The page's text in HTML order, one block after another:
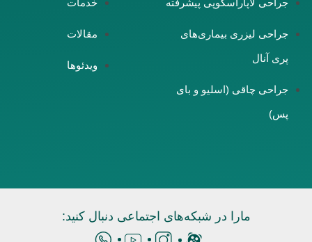
جراحی لیزری بیماری‌های
پری آنال
جراحی چاقی (اسلیو و بای
پس)
مقالات
ویدئوها
مارا در شبکه‌های اجتماعی دنبال کنید: